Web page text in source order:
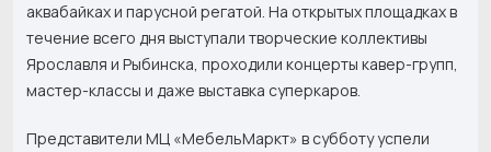
аквабайках и парусной регатой. На открытых площадках в
течение всего дня выступали творческие коллективы
Ярославля и Рыбинска, проходили концерты кавер-групп,
мастер-классы и даже выставка суперкаров.
Представители МЦ «МебельМаркт» в субботу успели